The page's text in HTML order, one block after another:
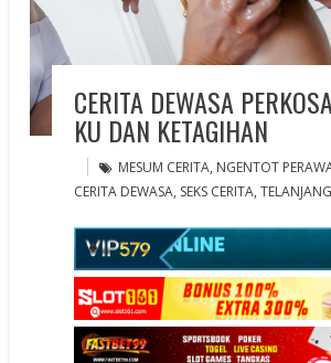
CERITA DEWASA
KU DAN KETAGIHAN
MESUM CERITA, NGENTOT
CERITA DEWASA, SEKS CERITA,TELANJANG